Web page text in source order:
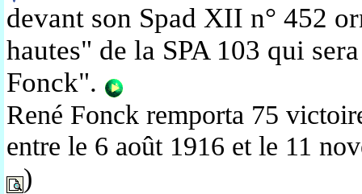
devant son Spad XII n° 452
hautes" de la SPA 103 qui
Fonck".
René Fonck remporta 75
entre le 6 août 1916 et le 11
)